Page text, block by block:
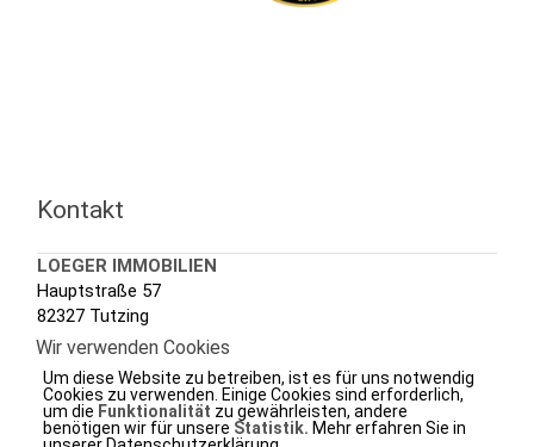
Kontakt
LOEGER IMMOBILIEN
Hauptstraße 57
82327 Tutzing
Tel.: +49 (0) 8158 3020
Fax.: +49 (0) 8158 7288
e-mail.:info@loeger.de
Wir verwenden Cookies
Um diese Website zu betreiben, ist es für uns notwendig
Cookies zu verwenden. Einige Cookies sind erforderlich,
um die Funktionalität zu gewährleisten, andere
benötigen wir für unsere Statistik. Mehr erfahren Sie in